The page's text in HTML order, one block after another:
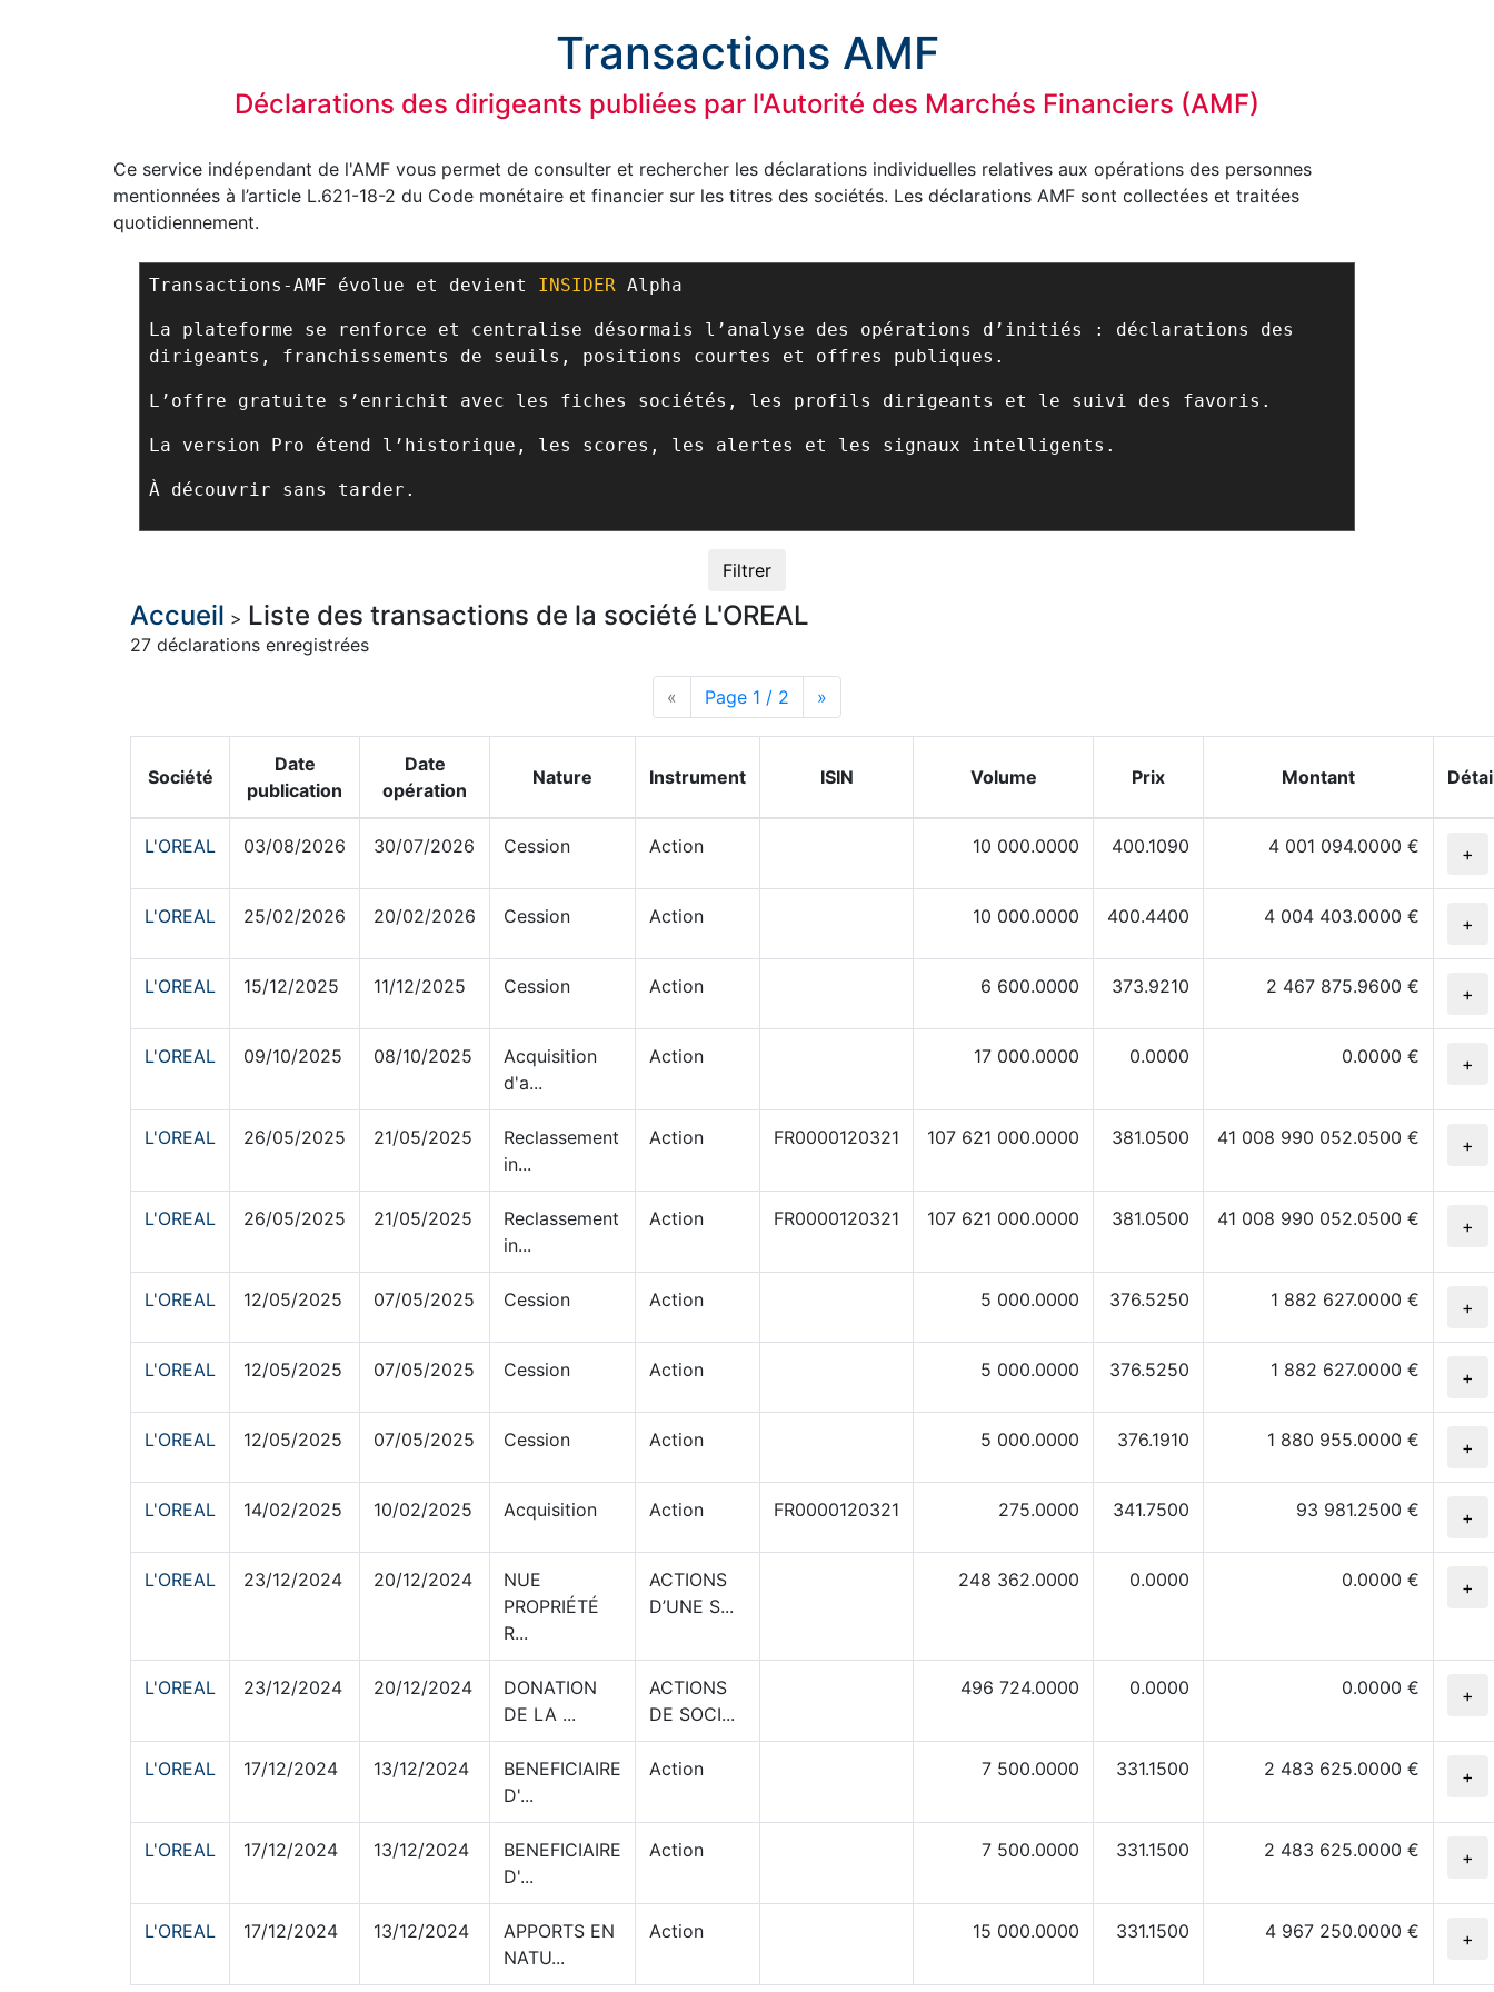
Transactions AMF
Déclarations des dirigeants publiées par l'Autorité des Marchés Financiers (AMF)
Ce service indépendant de l'AMF vous permet de consulter et rechercher les déclarations individuelles relatives aux opérations des personnes
mentionnées à l’article L.621-18-2 du Code monétaire et financier sur les titres des sociétés. Les déclarations AMF sont collectées et traitées
quotidiennement.
Transactions-AMF évolue et devient INSIDER Alpha
La plateforme se renforce et centralise désormais l’analyse des opérations d’initiés : déclarations des
dirigeants, franchissements de seuils, positions courtes et offres publiques.
L’offre gratuite s’enrichit avec les fiches sociétés, les profils dirigeants et le suivi des favoris.
La version Pro étend l’historique, les scores, les alertes et les signaux intelligents.
À découvrir sans tarder.
Filtrer
Accueil > Liste des transactions de la société L'OREAL
27 déclarations enregistrées
« Page précédente
Page 1 / 2 Page suivante
»
Société
Date
publication
Date
opération
Nature Instrument ISIN Volume Prix Montant
L'OREAL 03/08/2026 30/07/2026 Cession Action 10 000.0000 400.1090 4 001 094.0000 € +
L'OREAL 25/02/2026 20/02/2026 Cession Action 10 000.0000 400.4400 4 004 403.0000 € +
L'OREAL 15/12/2025 11/12/2025 Cession Action 6 600.0000 373.9210 2 467 875.9600 € +
L'OREAL 09/10/2025 08/10/2025
Acquisition
d'a...
Action 17 000.0000 0.0000 0.0000 € +
L'OREAL 26/05/2025 21/05/2025
Reclassement
in...
Action FR0000120321 107 621 000.0000 381.0500 41 008 990 052.0500 € +
L'OREAL 26/05/2025 21/05/2025
Reclassement
in...
Action FR0000120321 107 621 000.0000 381.0500 41 008 990 052.0500 € +
L'OREAL 12/05/2025 07/05/2025 Cession Action 5 000.0000 376.5250 1 882 627.0000 € +
L'OREAL 12/05/2025 07/05/2025 Cession Action 5 000.0000 376.5250 1 882 627.0000 € +
L'OREAL 12/05/2025 07/05/2025 Cession Action 5 000.0000 376.1910 1 880 955.0000 € +
L'OREAL 14/02/2025 10/02/2025 Acquisition Action FR0000120321 275.0000 341.7500 93 981.2500 € +
L'OREAL 23/12/2024 20/12/2024
NUE
PROPRIÉTÉ
R...
ACTIONS
D’UNE S...
248 362.0000 0.0000 0.0000 € +
L'OREAL 23/12/2024 20/12/2024
DONATION
DE LA ...
ACTIONS
DE SOCI...
496 724.0000 0.0000 0.0000 € +
L'OREAL 17/12/2024 13/12/2024
BENEFICIAIRE
D'...
Action 7 500.0000 331.1500 2 483 625.0000 € +
L'OREAL 17/12/2024 13/12/2024
BENEFICIAIRE
D'...
Action 7 500.0000 331.1500 2 483 625.0000 € +
L'OREAL 17/12/2024 13/12/2024
APPORTS EN
NATU...
Action 15 000.0000 331.1500 4 967 250.0000 € +